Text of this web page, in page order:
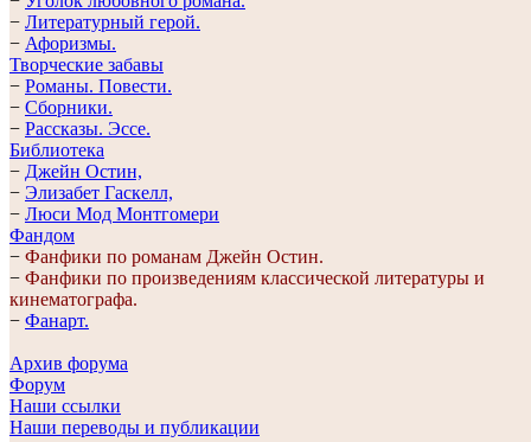
− Литературный герой.
− Афоризмы.
Творческие забавы
− Романы. Повести.
− Сборники.
− Рассказы. Эссe.
Библиотека
− Джейн Остин,
− Элизабет Гaскелл,
− Люси Мод Монтгомери
Фандом
− Фанфики по романам Джейн Остин.
− Фанфики по произведениям классической литературы и
кинематографа.
− Фанарт.
Архив форума
Форум
Наши ссылки
Наши переводы и публикации